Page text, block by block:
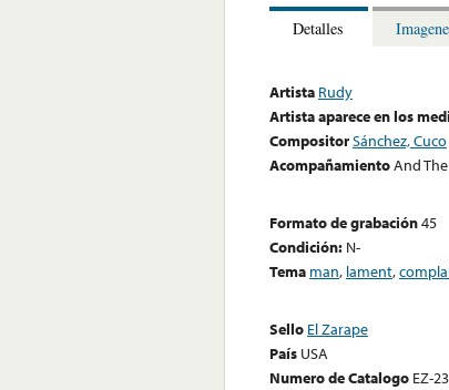
Detalles
Artista Rudy
Artista aparece en los
CompositorSánchez, Cuco
AcompañamientoAnd
Formato de grabación45
Condición: N-
Tema man, lament,
Sello El Zarape
País USA
Numero de Catalogo EZ-